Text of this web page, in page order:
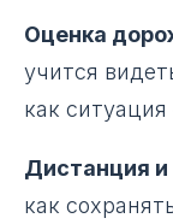
Оценка
учится
как
Дистанция и
как